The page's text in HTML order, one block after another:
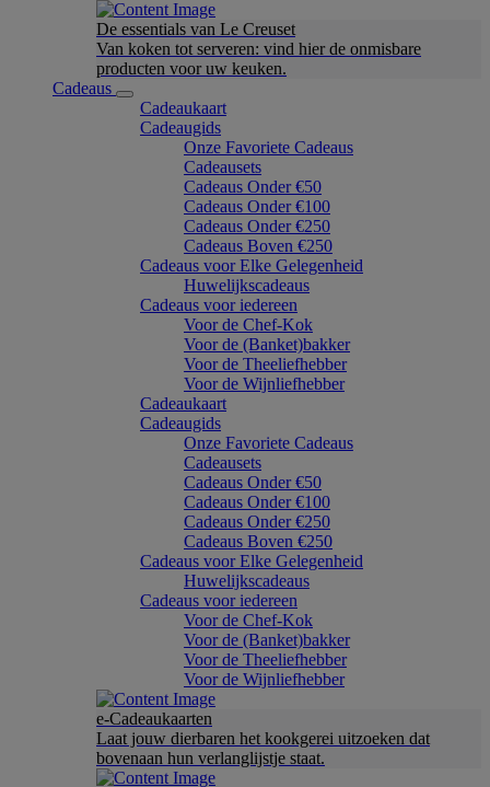
De essentials van Le Creuset
Van koken tot serveren: vind hier de onmisbare
producten voor uw keuken.
Cadeaus
Cadeaukaart
Cadeaugids
Onze Favoriete Cadeaus
Cadeausets
Cadeaus Onder €50
Cadeaus Onder €100
Cadeaus Onder €250
Cadeaus Boven €250
Cadeaus voor Elke Gelegenheid
Huwelijkscadeaus
Cadeaus voor iedereen
Voor de Chef-Kok
Voor de (Banket)bakker
Voor de Theeliefhebber
Voor de Wijnliefhebber
Cadeaukaart
Cadeaugids
Onze Favoriete Cadeaus
Cadeausets
Cadeaus Onder €50
Cadeaus Onder €100
Cadeaus Onder €250
Cadeaus Boven €250
Cadeaus voor Elke Gelegenheid
Huwelijkscadeaus
Cadeaus voor iedereen
Voor de Chef-Kok
Voor de (Banket)bakker
Voor de Theeliefhebber
Voor de Wijnliefhebber
e-Cadeaukaarten
Laat jouw dierbaren het kookgerei uitzoeken dat
bovenaan hun verlanglijstje staat.